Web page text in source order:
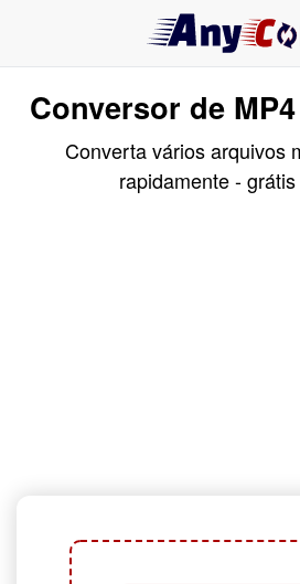
Conversor de
Converta vários arquivos
rapidamente -